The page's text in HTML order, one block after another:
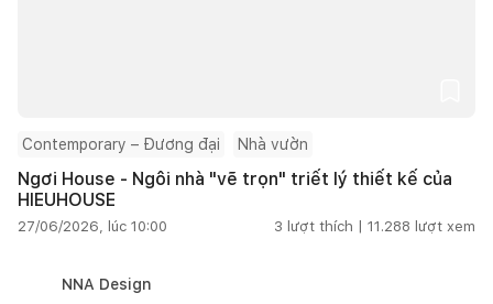
Contemporary – Đương đại Nhà vườn
Ngơi House - Ngôi nhà "vẽ trọn" triết lý thiết kế của
HIEUHOUSE
27/06/2026, lúc 10:00 3 lượt thích | 11.288 lượt xem
NNA Design